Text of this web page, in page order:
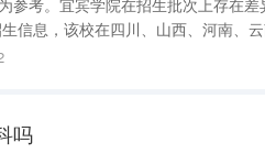
参考。宜宾学院在招生批次上存在
信息，该校在四川、山西、河南、
线为513分、理科为519分。仅在青
吗